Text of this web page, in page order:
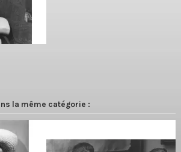
la même catégorie :